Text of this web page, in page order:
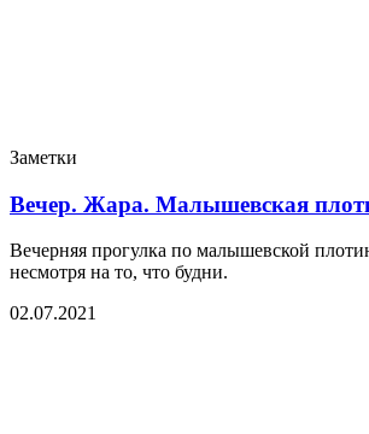
Заметки
Вечер. Жара. Малышевская
Вечерняя прогулка по малышевской
несмотря на то, что будни.
02.07.2021